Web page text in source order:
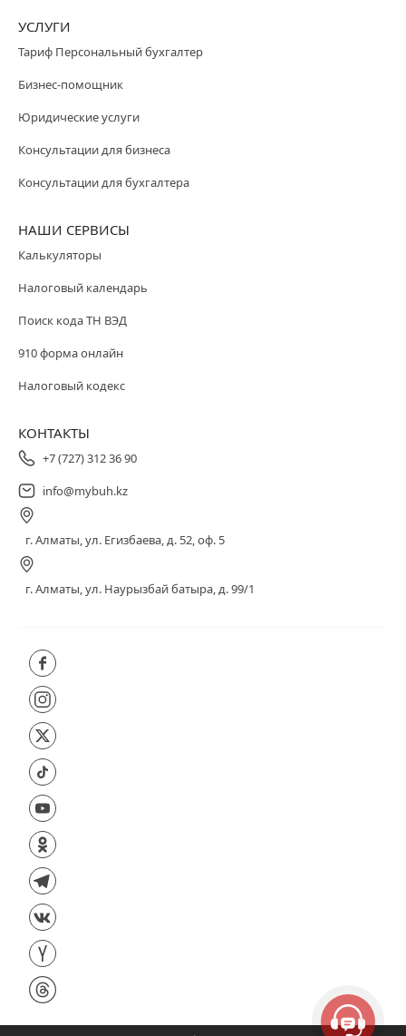
УСЛУГИ
Тариф Персональный бухгалтер
Бизнес-помощник
Юридические услуги
Консультации для бизнеса
Консультации для бухгалтера
НАШИ СЕРВИСЫ
Калькуляторы
Налоговый календарь
Поиск кода ТН ВЭД
910 форма онлайн
Налоговый кодекс
КОНТАКТЫ
+7 (727) 312 36 90
info@mybuh.kz
г. Алматы, ул. Егизбаева, д. 52, оф. 5
г. Алматы, ул. Наурызбай батыра, д. 99/1